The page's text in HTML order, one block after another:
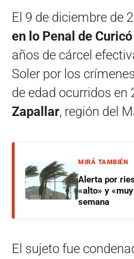
El 9 de diciembre de
en lo Penal de Curicó
años de cárcel
Soler por los
de edad ocurridos en
Zapallar, región del
MIRÁ TAMBIÉN
Alerta por
«alto» y
semana
El sujeto fue